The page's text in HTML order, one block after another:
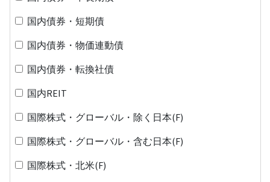
国内債券・短期債
国内債券・物価連動債
国内債券・転換社債
国内REIT
国際株式・グローバル・除く日本(F)
国際株式・グローバル・含む日本(F)
国際株式・北米(F)